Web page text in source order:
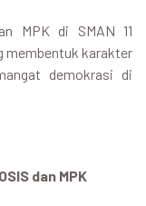
MPK di SMAN 11
membentuk karakter
demokrasi di
dan MPK